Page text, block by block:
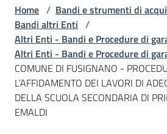
telematici
L'Agenzia
Bandi
Home / Bandi e strumenti di
Bandi altri Enti /
Altri Enti - Bandi e Procedure di
Altri Enti - Bandi e Procedure di
COMUNE DI FUSIGNANO -
L’AFFIDAMENTO DEI LAVORI DI
DELLA SCUOLA SECONDARIA DI
EMALDI